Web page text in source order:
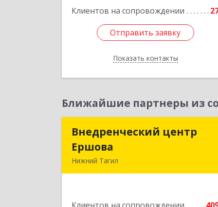
Клиентов на сопровождении
Отправить заявку
Показать контакты
Отправить заявку
Назад
Ближайшие партнеры из
Внедренческий центр
Ершова
Нижний Тагил
Внедренческий центр